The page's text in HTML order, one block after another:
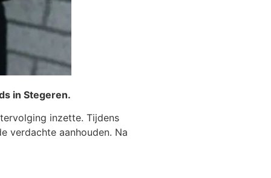
in Stegeren.
inzette. Tijdens
verdachte aanhouden. Na